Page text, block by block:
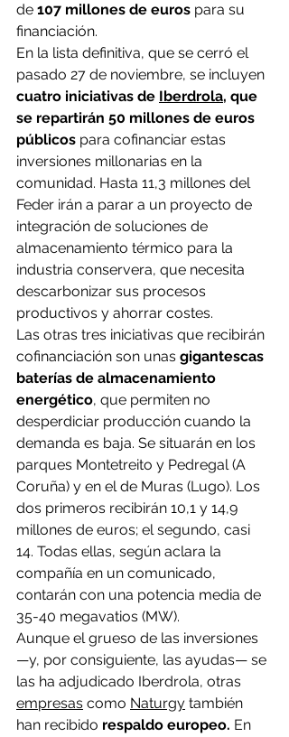
de 107 millones de euros para su
financiación.
En la lista definitiva, que se cerró el
pasado 27 de noviembre, se incluyen
cuatro iniciativas de Iberdrola, que
se repartirán 50 millones de euros
públicos para cofinanciar estas
inversiones millonarias en la
comunidad. Hasta 11,3 millones del
Feder irán a parar a un proyecto de
integración de soluciones de
almacenamiento térmico para la
industria conservera, que necesita
descarbonizar sus procesos
productivos y ahorrar costes.
Las otras tres iniciativas que recibirán
cofinanciación son unas gigantescas
baterías de almacenamiento
energético, que permiten no
desperdiciar producción cuando la
demanda es baja. Se situarán en los
parques Montetreito y Pedregal (A
Coruña) y en el de Muras (Lugo). Los
dos primeros recibirán 10,1 y 14,9
millones de euros; el segundo, casi
14. Todas ellas, según aclara la
compañía en un comunicado,
contarán con una potencia media de
35-40 megavatios (MW).
Aunque el grueso de las inversiones
—y, por consiguiente, las ayudas— se
las ha adjudicado Iberdrola, otras
empresas como Naturgy también
han recibido respaldo europeo. En